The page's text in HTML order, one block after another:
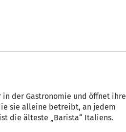
der Gastronomie und öffnet ihre
sie alleine betreibt, an jedem
ist die älteste „Barista“ Italiens.